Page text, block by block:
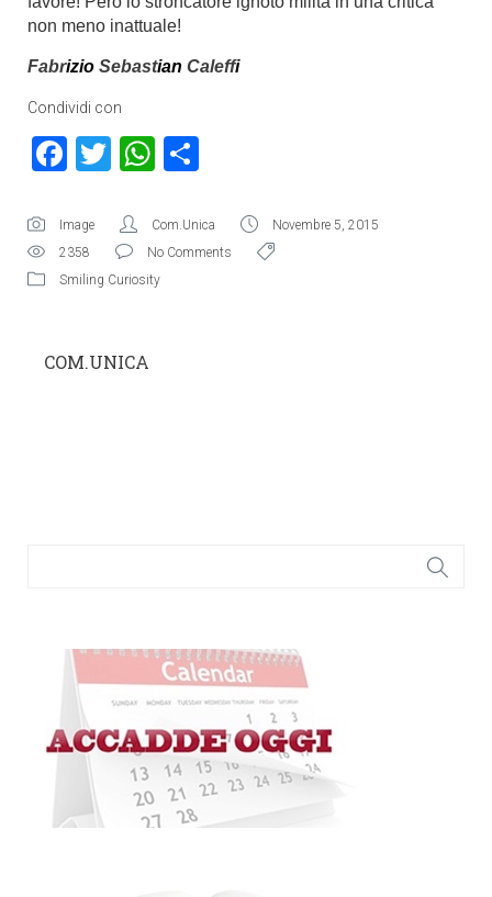
non meno inattuale!
Fabrizio Sebastian Caleffi
Condividi con
Facebook
TwitterWhatsApp
Image Com.Unica
Novembre 5, 2015
2358
No Comments
Smiling Curiosity
COM.UNICA